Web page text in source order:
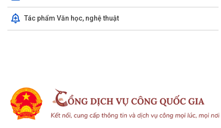
Tác phẩm Văn học, nghệ thuật